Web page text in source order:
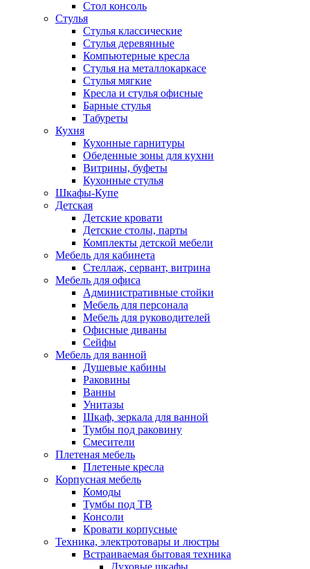
Стол консоль
Стулья
Стулья классические
Стулья деревянные
Компьютерные кресла
Стулья на металлокаркасе
Стулья мягкие
Кресла и стулья офисные
Барные стулья
Табуреты
Кухня
Кухонные гарнитуры
Обеденные зоны для кухни
Витрины, буфеты
Кухонные стулья
Шкафы-Купе
Детская
Детские кровати
Детские столы, парты
Комплекты детской мебели
Мебель для кабинета
Стеллаж, сервант, витрина
Мебель для офиса
Административные стойки
Мебель для персонала
Мебель для руководителей
Офисные диваны
Сейфы
Мебель для ванной
Душевые кабины
Раковины
Ванны
Унитазы
Шкаф, зеркала для ванной
Тумбы под раковину
Смесители
Плетеная мебель
Плетеные кресла
Корпусная мебель
Комоды
Тумбы под ТВ
Консоли
Кровати корпусные
Техника, электротовары и люстры
Встраиваемая бытовая техника
Духовые шкафы